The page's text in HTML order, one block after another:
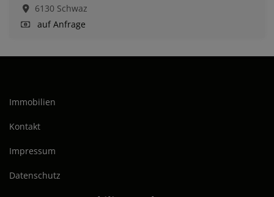
6130 Schwaz
auf Anfrage
Immobilien
Kontakt
Impressum
Datenschutz